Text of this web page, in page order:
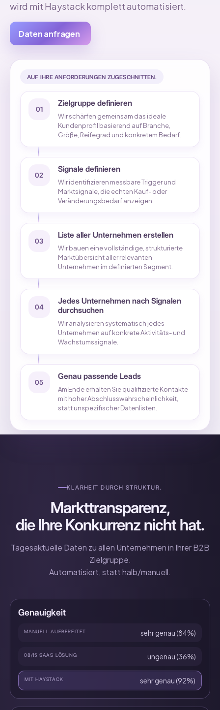
wird mit Haystack komplett automatisiert.
Daten anfragen
AUF IHRE ANFORDERUNGEN ZUGESCHNITTEN.
01
Zielgruppe definieren
Wir schärfen gemeinsam das ideale
Kundenprofil basierend auf Branche,
Größe, Reifegrad und konkretem Bedarf.
02
Signale definieren
Wir identifizieren messbare Trigger und
Marktsignale, die echten Kauf- oder
Veränderungsbedarf anzeigen.
03
Liste aller Unternehmen erstellen
Wir bauen eine vollständige, strukturierte
Marktübersicht aller relevanten
Unternehmen im definierten Segment.
04
Jedes Unternehmen nach Signalen
durchsuchen
Wir analysieren systematisch jedes
Unternehmen auf konkrete Aktivitäts- und
Wachstumssignale.
05
Genau passende Leads
Am Ende erhalten Sie qualifizierte Kontakte
mit hoher Abschlusswahrscheinlichkeit,
statt unspezifischer Datenlisten.
KLARHEIT DURCH STRUKTUR.
Markttransparenz,
die Ihre Konkurrenz nicht hat.
Tagesaktuelle Daten zu allen Unternehmen in Ihrer B2B
Zielgruppe.
Automatisiert, statt halb/manuell.
Genauigkeit
MANUELL AUFBEREITET sehr genau (84%)
08/15 SAAS LÖSUNG ungenau (36%)
MIT HAYSTACK sehr genau (92%)